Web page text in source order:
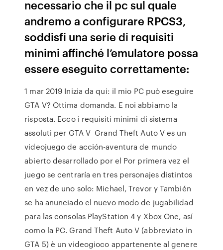
necessario che il pc sul quale
andremo a configurare RPCS3,
soddisfi una serie di requisiti
minimi affinché l’emulatore possa
essere eseguito correttamente:
1 mar 2019 Inizia da qui: il mio PC può eseguire
GTA V? Ottima domanda. E noi abbiamo la
risposta. Ecco i requisiti minimi di sistema
assoluti per GTA V Grand Theft Auto V es un
videojuego de acción-aventura de mundo
abierto desarrollado por el Por primera vez el
juego se centraría en tres personajes distintos
en vez de uno solo: Michael, Trevor y También
se ha anunciado el nuevo modo de jugabilidad
para las consolas PlayStation 4 y Xbox One, así
como la PC. Grand Theft Auto V (abbreviato in
GTA 5) è un videogioco appartenente al genere